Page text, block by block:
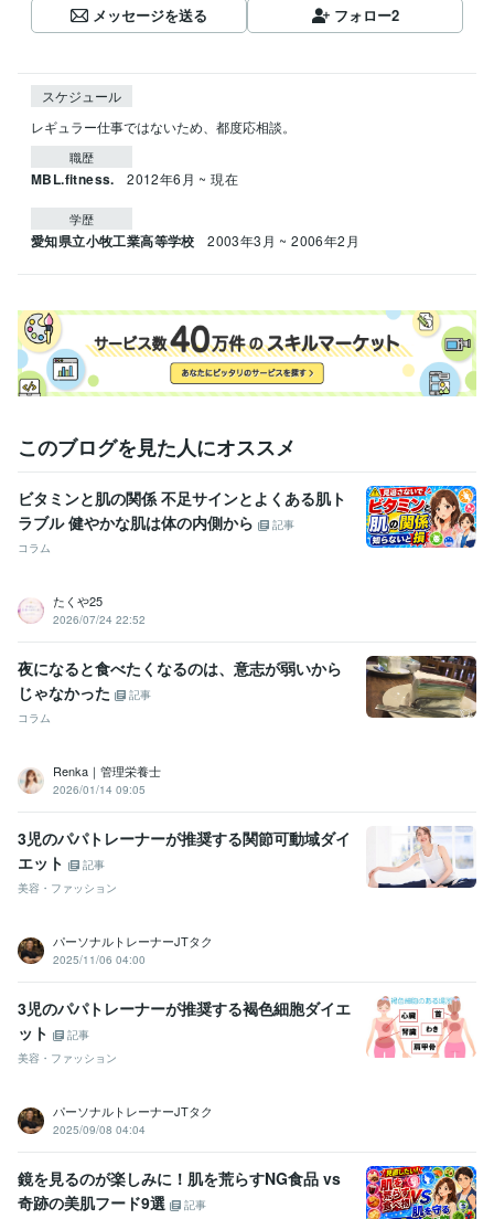
メッセージを送る フォロー2
スケジュール
レギュラー仕事ではないため、都度応相談。
職歴
MBL.fitness. 2012年6月 ~ 現在
学歴
愛知県立小牧工業高等学校 2003年3月 ~ 2006年2月
このブログを見た人にオススメ
ビタミンと肌の関係 不足サインとよくある肌ト
ラブル 健やかな肌は体の内側から
記事
コラム
たくや25
2026/07/24 22:52
夜になると食べたくなるのは、意志が弱いから
じゃなかった
記事
コラム
Renka｜管理栄養士
2026/01/14 09:05
3児のパパトレーナーが推奨する関節可動域ダイ
エット
記事
美容・ファッション
パーソナルトレーナーJTタク
2025/11/06 04:00
3児のパパトレーナーが推奨する褐色細胞ダイエ
ット
記事
美容・ファッション
パーソナルトレーナーJTタク
2025/09/08 04:04
鏡を見るのが楽しみに！肌を荒らすNG食品 vs
奇跡の美肌フード9選
記事